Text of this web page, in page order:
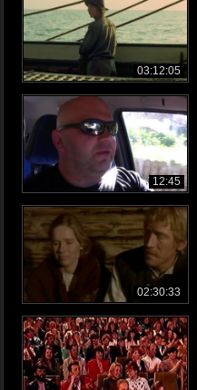
03:12:05
12:45
02:30:33